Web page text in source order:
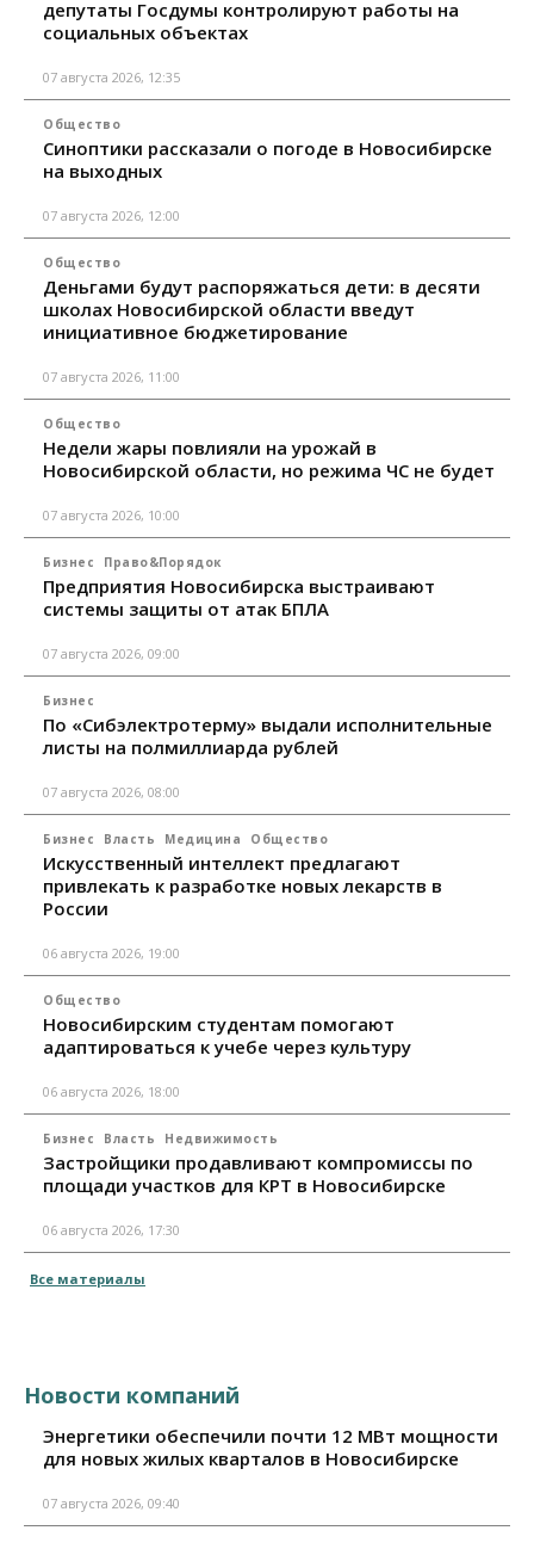
депутаты Госдумы контролируют работы на
социальных объектах
07 августа 2026, 12:35
Общество
Синоптики рассказали о погоде в Новосибирске
на выходных
07 августа 2026, 12:00
Общество
Деньгами будут распоряжаться дети: в десяти
школах Новосибирской области введут
инициативное бюджетирование
07 августа 2026, 11:00
Общество
Недели жары повлияли на урожай в
Новосибирской области, но режима ЧС не будет
07 августа 2026, 10:00
Бизнес Право&Порядок
Предприятия Новосибирска выстраивают
системы защиты от атак БПЛА
07 августа 2026, 09:00
Бизнес
По «Сибэлектротерму» выдали исполнительные
листы на полмиллиарда рублей
07 августа 2026, 08:00
Бизнес Власть Медицина Общество
Искусственный интеллект предлагают
привлекать к разработке новых лекарств в
России
06 августа 2026, 19:00
Общество
Новосибирским студентам помогают
адаптироваться к учебе через культуру
06 августа 2026, 18:00
Бизнес Власть Недвижимость
Застройщики продавливают компромиссы по
площади участков для КРТ в Новосибирске
06 августа 2026, 17:30
Все материалы
Новости компаний
Энергетики обеспечили почти 12 МВт мощности
для новых жилых кварталов в Новосибирске
07 августа 2026, 09:40